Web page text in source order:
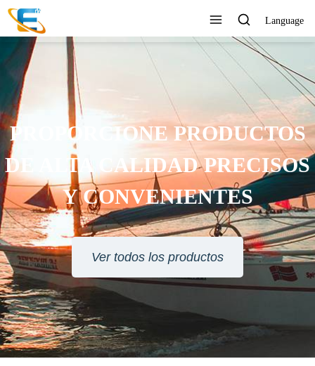
Language
SERVICIO AL CLIENTE 24
HORAS EN LÍNEA
Ver todos los productos